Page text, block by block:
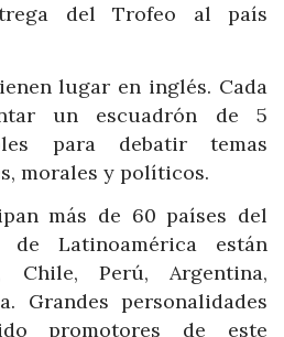
del Trofeo al país
lugar en inglés. Cada
un escuadrón de 5
para debatir temas
morales y políticos.
más de 60 países del
Latinoamérica están
Chile, Perú, Argentina,
Grandes personalidades
promotores de este